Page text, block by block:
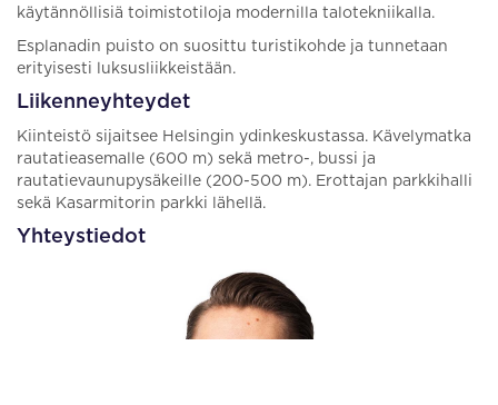
käytännöllisiä toimistotiloja modernilla talotekniikalla.
Esplanadin puisto on suosittu turistikohde ja tunnetaan
erityisesti luksusliikkeistään.
Liikenneyhteydet
Kiinteistö sijaitsee Helsingin ydinkeskustassa. Kävelymatka
rautatieasemalle (600 m) sekä metro-, bussi ja
rautatievaunupysäkeille (200-500 m). Erottajan parkkihalli
sekä Kasarmitorin parkki lähellä.
Yhteystiedot